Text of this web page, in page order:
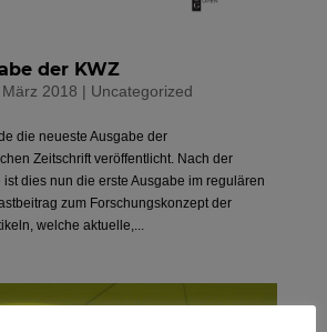
der KWZ
März 2018 | Uncategorized
die neueste Ausgabe der
Zeitschrift veröffentlicht. Nach der
dies nun die erste Ausgabe im regulären
zum Forschungskonzept der
welche aktuelle,...